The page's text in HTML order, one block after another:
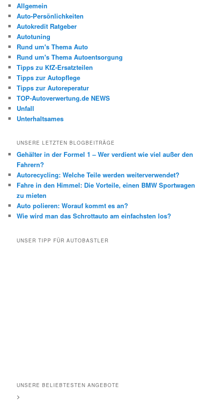
Allgemein
Auto-Persönlichkeiten
Autokredit Ratgeber
Autotuning
Rund um's Thema Auto
Rund um's Thema Autoentsorgung
Tipps zu KfZ-Ersatzteilen
Tipps zur Autopflege
Tipps zur Autoreperatur
TOP-Autoverwertung.de NEWS
Unfall
Unterhaltsames
UNSERE LETZTEN BLOGBEITRÄGE
Gehälter in der Formel 1 – Wer verdient wie viel außer den
Fahrern?
Autorecycling: Welche Teile werden weiterverwendet?
Fahre in den Himmel: Die Vorteile, einen BMW Sportwagen
zu mieten
Auto polieren: Worauf kommt es an?
Wie wird man das Schrottauto am einfachsten los?
UNSER TIPP FÜR AUTOBASTLER
UNSERE BELIEBTESTEN ANGEBOTE
>